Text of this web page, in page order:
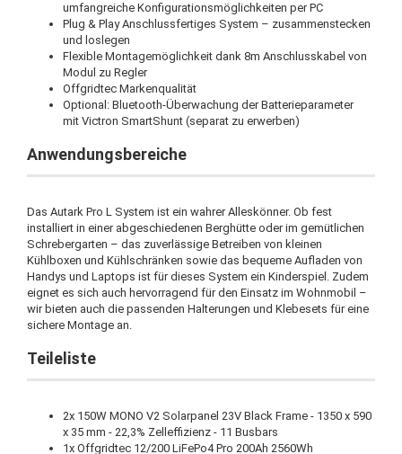
umfangreiche Konfigurationsmöglichkeiten per PC
Plug & Play Anschlussfertiges System – zusammenstecken
und loslegen
Flexible Montagemöglichkeit dank 8m Anschlusskabel von
Modul zu Regler
Offgridtec Markenqualität
Optional: Bluetooth-Überwachung der Batterieparameter
mit Victron SmartShunt (separat zu erwerben)
Anwendungsbereiche
Das Autark Pro L System ist ein wahrer Alleskönner. Ob fest
installiert in einer abgeschiedenen Berghütte oder im gemütlichen
Schrebergarten – das zuverlässige Betreiben von kleinen
Kühlboxen und Kühlschränken sowie das bequeme Aufladen von
Handys und Laptops ist für dieses System ein Kinderspiel. Zudem
eignet es sich auch hervorragend für den Einsatz im Wohnmobil –
wir bieten auch die passenden Halterungen und Klebesets für eine
sichere Montage an.
Teileliste
2x 150W MONO V2 Solarpanel 23V Black Frame - 1350 x 590
x 35 mm - 22,3% Zelleffizienz - 11 Busbars
1x Offgridtec 12/200 LiFePo4 Pro 200Ah 2560Wh